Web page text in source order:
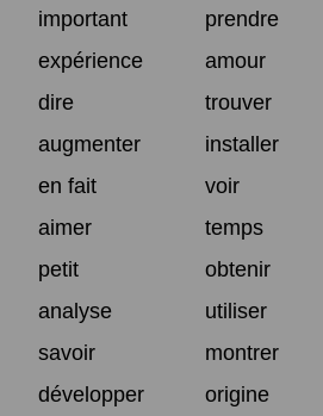
important
prendre
expérience
amour
dire
trouver
augmenter
installer
en fait
voir
aimer
temps
petit
obtenir
analyse
utiliser
savoir
montrer
développer
origine